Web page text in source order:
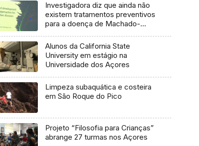
Investigadora diz que ainda não
existem tratamentos preventivos
para a doença de Machado-
Alunos da California State
University em estágio na
Universidade dos Açores
Limpeza subaquática e costeira
em São Roque do Pico
Projeto “Filosofia para Crianças”
abrange 27 turmas nos Açores